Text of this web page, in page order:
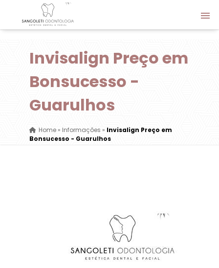
Invisalign Preço em
Bonsucesso -
Guarulhos
Home» Informações » Invisalign Preço em
Bonsucesso - Guarulhos